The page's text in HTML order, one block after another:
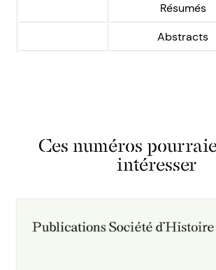
Résumés
Abstracts
Ces numéros
intéresser